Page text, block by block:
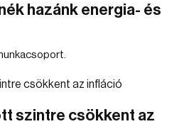
hazánk energia- és
szintre csökkent az